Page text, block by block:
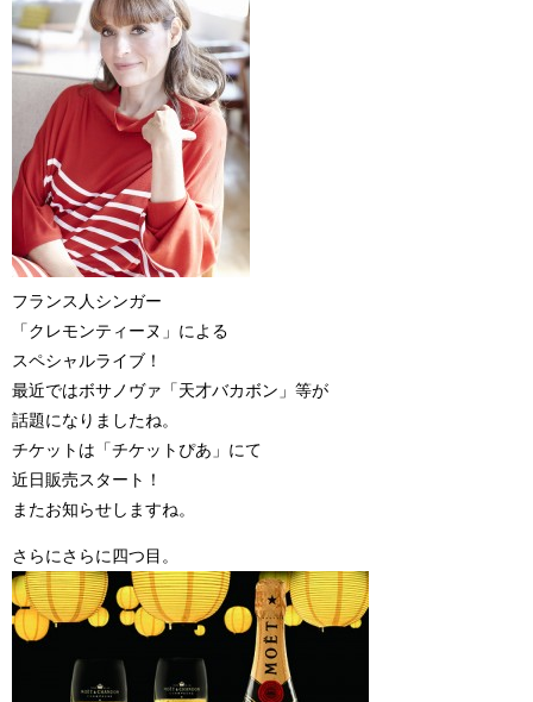
フランス人シンガー
「クレモンティーヌ」による
スペシャルライブ！
最近ではボサノヴァ「天才バカボン」等が
話題になりましたね。
チケットは「チケットぴあ」にて
近日販売スタート！
またお知らせしますね。
さらにさらに四つ目。